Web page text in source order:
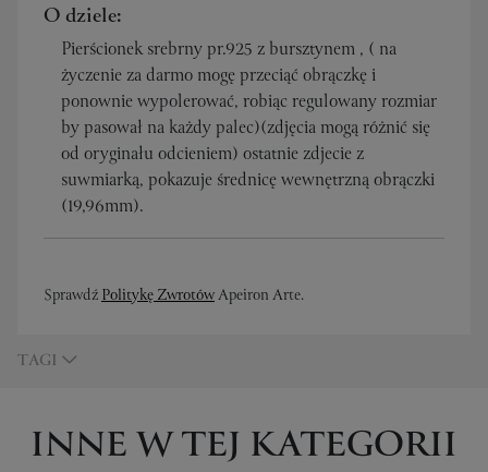
O dziele:
Pierścionek srebrny pr.925 z bursztynem , ( na
życzenie za darmo mogę przeciąć obrączkę i
ponownie wypolerować, robiąc regulowany rozmiar
by pasował na każdy palec)(zdjęcia mogą różnić się
od oryginału odcieniem) ostatnie zdjecie z
suwmiarką, pokazuje średnicę wewnętrzną obrączki
(19,96mm).
SprawdźPolitykę ZwrotówApeiron Arte.
TAGI
INNE W TEJ KATEGORII